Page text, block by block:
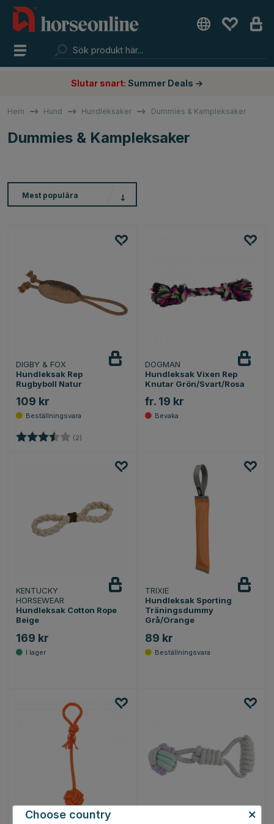
Slutar snart: Summer Deals →
Hem Hund Hundleksaker Dummies & Kampleksaker
Dummies & Kampleksaker
Mest populära
DIGBY & FOX
Hundleksak Rep
Rugbyboll Natur
109 kr
Betyg: (2)
DOGMAN
Hundleksak Vixen Rep
Knutar Grön/Svart/Rosa
fr. 19 kr
KENTUCKY
HORSEWEAR
Hundleksak Cotton Rope
Beige
169 kr
TRIXIE
Hundleksak Sporting
Träningsdummy
Grå/Orange
89 kr
Choose country